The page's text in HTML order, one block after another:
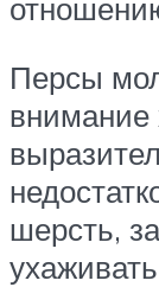
Персы
внимание
шерсть,
ухаживать